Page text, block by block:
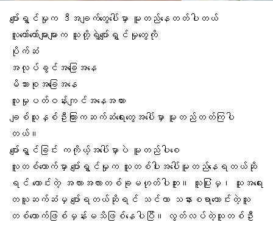
ပျော်ရွှင်မှုက ဒီအချက်တွေပေါ်မှာ မူတည်နေတတ်ပါတယ်
လူတော်တော်များများက သူတို့ရဲ့ပျော်ရွှင်မှုတွေကို
ပိုက်ဆံ
အလုပ်ခွင် အခြေအနေ
မိသားစုအခြေအနေ
လူမှုပတ်ဝန်းကျင်အနေအထား
ချစ်သူနှစ်ဦးကြားကဆက်ဆံရေးတွေအပေါ်မှာ မူတည်တတ်ကြပါ
တယ်။
ပျော်ရွှင်ခြင်း ကကိုယ့်အပေါ်မှာပဲ မူတည်ပါစေ
လူတစ်ယောက်မှာ ​ပျော်ရွှင်မှုက သူတစ်ပါးအပေါ်မူတည်နေရတယ်ဆို
ရင် ​ကောင်းတဲ့ အလားအလားတစ်ခုမဟုတ်ပါဘူး။ သူပြုံးမှ၊ သူအရေး
တယူဆက်ဆံမှ ပျော်ရတယ်ဆိုရင် သင်ဟာ သနားစရာကောင်းတဲ့သူ
တစ်ယောက်ဖြစ်မှန်းမသိဖြစ်နေပါပြီ။ လွတ်လပ်တဲ့သူတစ်ဦး